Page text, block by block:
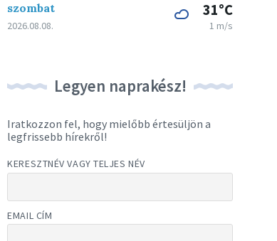
szombat
2026.08.08.
31°C
1 m/s
Legyen naprakész!
Iratkozzon fel, hogy mielőbb értesüljön a
legfrissebb hírekről!
KERESZTNÉV VAGY TELJES NÉV
EMAIL CÍM